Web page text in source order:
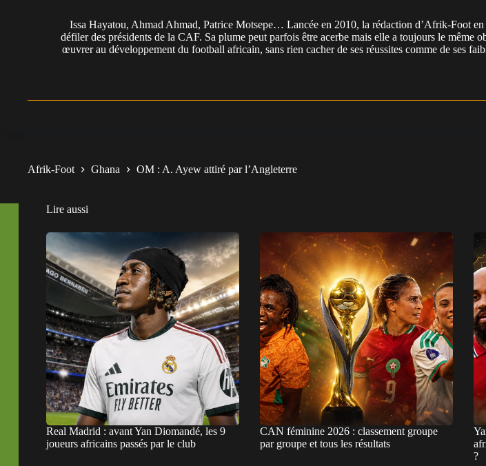
Issa Hayatou, Ahmad Ahmad, Patrice Motsepe… Lancée en 2010, la rédaction d’Afrik-Foot en
défiler des présidents de la CAF. Sa plume peut parfois être acerbe mais elle a toujours le même
œuvrer au développement du football africain, sans rien cacher de ses réussites comme de ses
Afrik-Foot Ghana OM : A. Ayew attiré par l’Angleterre
Lire aussi
Real Madrid : avant Yan Diomandé, les 9
joueurs africains passés par le club
CAN féminine 2026 : classement groupe
par groupe et tous les résultats
?